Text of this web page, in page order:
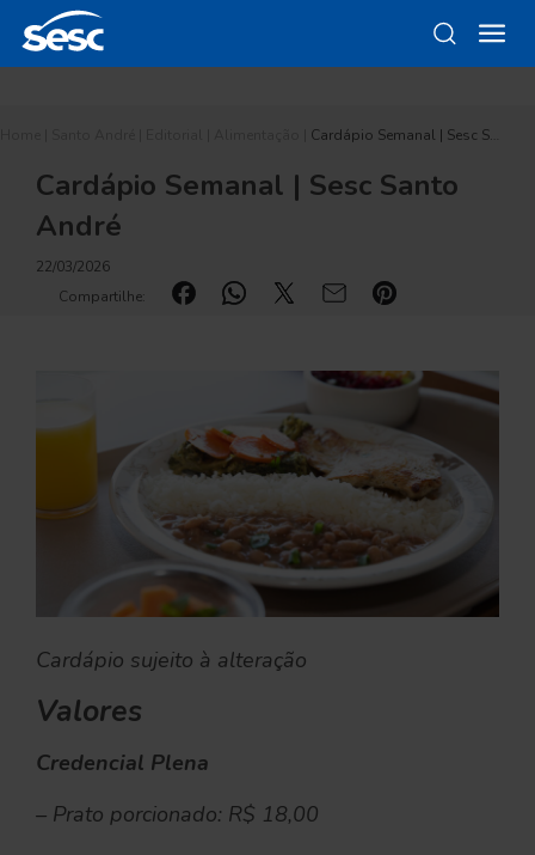
Cardápio Semanal | Sesc S…
Cardápio Semanal | Sesc Santo
André
22/03/2026
Compartilhe:
Cardápio sujeito à alteração
Valores
Credencial Plena
– Prato porcionado: R$ 18,00